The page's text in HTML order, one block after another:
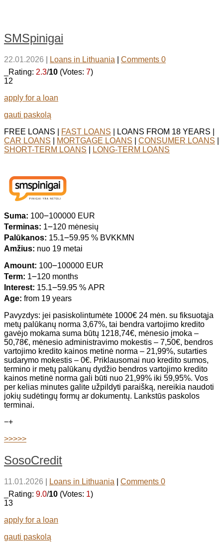
SMSpinigai
22.01.2026 Loans in Lithuania
Comments 0
_Rating: 2.3/10 (Votes: 7)
12
apply for a loan
gauti paskolą
FREE LOANS |
FAST LOANS | LOANS FROM 18 YEARS |
CAR LOANS
MORTGAGE LOANS CONSUMER LOANS
SHORT-TERM LOANS
LONG-TERM LOANS
Suma: 100౼100000 EUR
Terminas: 1౼120 mėnesių
Palūkanos: 15.1౼59.95 % BVKKMN
Amžius: nuo 19 metai
Amount: 100౼100000 EUR
Term: 1౼120 months
Interest: 15.1౼59.95 % APR
Age: from 19 years
Pavyzdys: jei pasiskolintumėte 1000€ 24 mėn. su fiksuotąja
metų palūkanų norma 3,67%, tai bendra vartojimo kredito
gavėjo mokama suma būtų 1218,74€, mėnesio įmoka –
50,78€, mėnesio administravimo mokestis – 7,50€, bendros
vartojimo kredito kainos metinė norma – 21,99%, sutarties
sudarymo mokestis – 0€. Priklausomai nuo kredito sumos,
termino ir metų palūkanų dydžio bendros vartojimo kredito
kainos metinė norma gali būti nuo 21,99% iki 59,95%. Vos
per kelias minutes galite užpildyti paraišką, nereikia naudoti
jokių sudėtingų formų ar dokumentų. Lankstūs paskolos
terminai.
−+
>>>>>
SosoCredit
11.01.2026 Loans in Lithuania
Comments 0
_Rating: 9.0/10 (Votes: 1)
13
apply for a loan
gauti paskolą